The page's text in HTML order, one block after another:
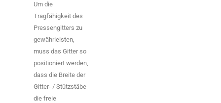
Um die
Tragfähigkeit des
Pressengitters zu
gewährleisten,
muss das Gitter so
positioniert werden,
dass die Breite der
Gitter- / Stützstäbe
die freie